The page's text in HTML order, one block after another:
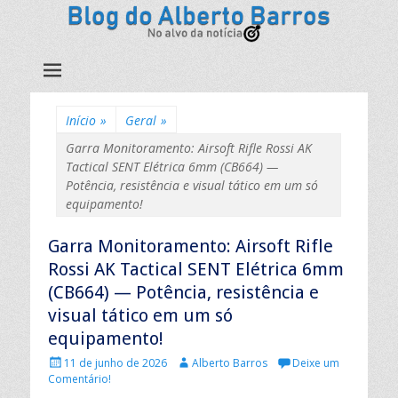
Início » Geral »
Garra Monitoramento: Airsoft Rifle Rossi AK
Tactical SENT Elétrica 6mm (CB664) —
Potência, resistência e visual tático em um só
equipamento!
Garra Monitoramento: Airsoft Rifle
Rossi AK Tactical SENT Elétrica 6mm
(CB664) — Potência, resistência e
visual tático em um só
equipamento!
P
u
11 de junho de 2026
A Alberto Barros
Deixe um
Comentário!